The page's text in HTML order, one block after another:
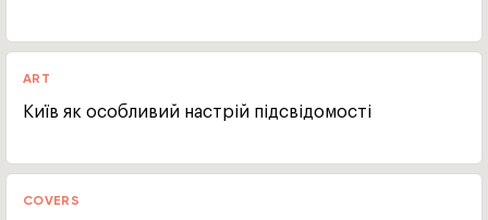
ART
Київ як особливий настрій підсвідомості
COVERS